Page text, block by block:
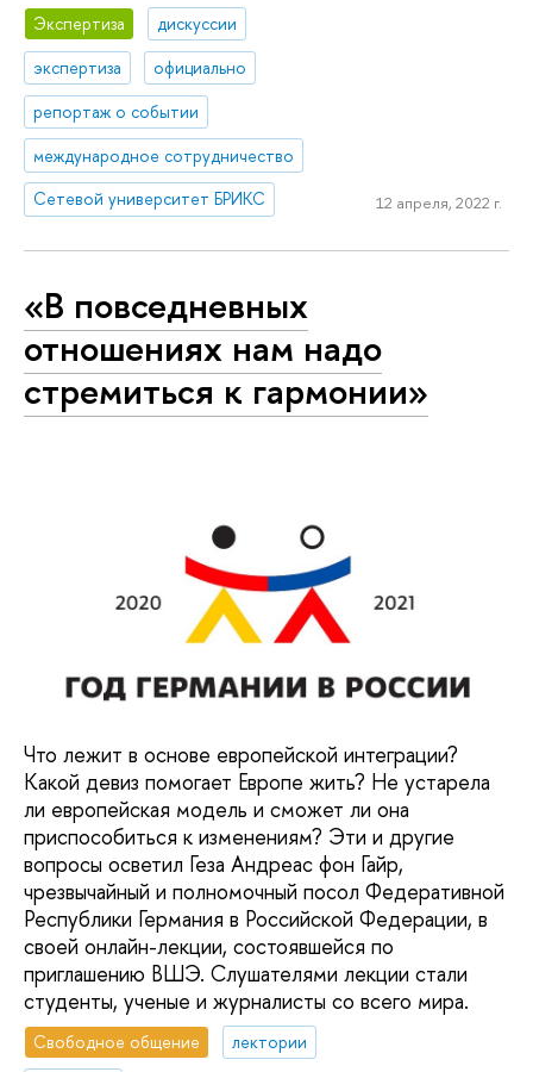
Экспертиза
дискуссии
экспертиза
официально
репортаж о событии
международное сотрудничество
Сетевой университет БРИКС
12 апреля, 2022 г.
«В повседневных
отношениях нам надо
стремиться к гармонии»
Что лежит в основе европейской интеграции?
Какой девиз помогает Европе жить? Не устарела
ли европейская модель и сможет ли она
приспособиться к изменениям? Эти и другие
вопросы осветил Геза Андреас фон Гайр,
чрезвычайный и полномочный посол Федеративной
Республики Германия в Российской Федерации, в
своей онлайн-лекции, состоявшейся по
приглашению ВШЭ. Слушателями лекции стали
студенты, ученые и журналисты со всего мира.
Свободное общение лектории